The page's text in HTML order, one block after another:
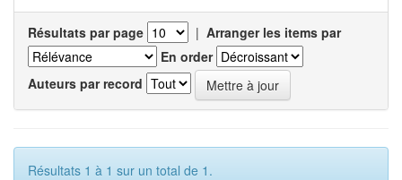
Résultats par page | Arranger les items par
En order
Auteurs par record
Résultats 1 à 1 sur un total de 1.